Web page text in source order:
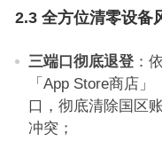
2.3 全方位清零设备
三端口彻底退登：
「App Store商店
口，彻底清除国区
冲突；